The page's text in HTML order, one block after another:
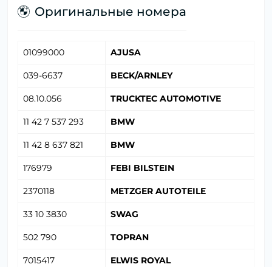
Оригинальные номера
01099000 AJUSA
039-6637 BECK/ARNLEY
08.10.056 TRUCKTEC AUTOMOTIVE
11 42 7 537 293 BMW
11 42 8 637 821 BMW
176979 FEBI BILSTEIN
2370118 METZGER AUTOTEILE
33 10 3830 SWAG
502 790 TOPRAN
7015417 ELWIS ROYAL